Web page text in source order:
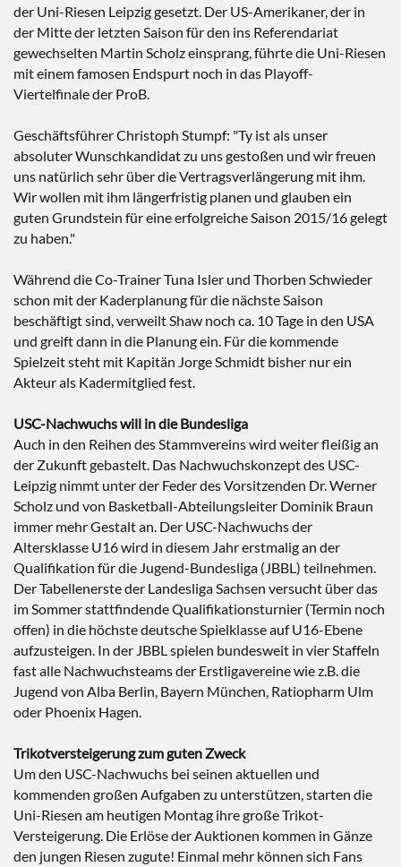
der Uni-Riesen Leipzig gesetzt. Der US-Amerikaner, der in
der Mitte der letzten Saison für den ins Referendariat
gewechselten Martin Scholz einsprang, führte die Uni-Riesen
mit einem famosen Endspurt noch in das Playoff-
Viertelfinale der ProB.
Geschäftsführer Christoph Stumpf: "Ty ist als unser
absoluter Wunschkandidat zu uns gestoßen und wir freuen
uns natürlich sehr über die Vertragsverlängerung mit ihm.
Wir wollen mit ihm längerfristig planen und glauben ein
guten Grundstein für eine erfolgreiche Saison 2015/16 gelegt
zu haben."
Während die Co-Trainer Tuna Isler und Thorben Schwieder
schon mit der Kaderplanung für die nächste Saison
beschäftigt sind, verweilt Shaw noch ca. 10 Tage in den USA
und greift dann in die Planung ein. Für die kommende
Spielzeit steht mit Kapitän Jorge Schmidt bisher nur ein
Akteur als Kadermitglied fest.
USC-Nachwuchs will in die Bundesliga
Auch in den Reihen des Stammvereins wird weiter fleißig an
der Zukunft gebastelt. Das Nachwuchskonzept des USC-
Leipzig nimmt unter der Feder des Vorsitzenden Dr. Werner
Scholz und von Basketball-Abteilungsleiter Dominik Braun
immer mehr Gestalt an. Der USC-Nachwuchs der
Altersklasse U16 wird in diesem Jahr erstmalig an der
Qualifikation für die Jugend-Bundesliga (JBBL) teilnehmen.
Der Tabellenerste der Landesliga Sachsen versucht über das
im Sommer stattfindende Qualifikationsturnier (Termin noch
offen) in die höchste deutsche Spielklasse auf U16-Ebene
aufzusteigen. In der JBBL spielen bundesweit in vier Staffeln
fast alle Nachwuchsteams der Erstligavereine wie z.B. die
Jugend von Alba Berlin, Bayern München, Ratiopharm Ulm
oder Phoenix Hagen.
Trikotversteigerung zum guten Zweck
Um den USC-Nachwuchs bei seinen aktuellen und
kommenden großen Aufgaben zu unterstützen, starten die
Uni-Riesen am heutigen Montag ihre große Trikot-
Versteigerung. Die Erlöse der Auktionen kommen in Gänze
den jungen Riesen zugute! Einmal mehr können sich Fans